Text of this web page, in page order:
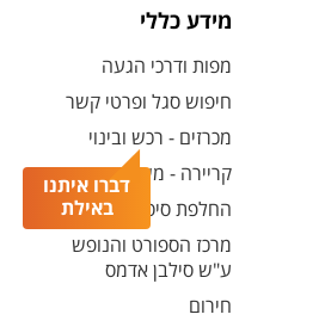
דברו איתנו
באילת
מידע כללי
מפות ודרכי הגעה
חיפוש סגל ופרטי קשר
מכרזים - רכש ובינוי
קריירה - משרות פתוחות
החלפת סיסמה ארגונית
מרכז הספורט והנופש
ע"ש סילבן אדמס
חירום